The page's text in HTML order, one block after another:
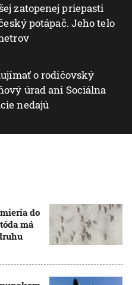
zatopenej priepasti
potápač. Jeho telo
o rodičovský
úrad ani Sociálna
nedajú
do
má